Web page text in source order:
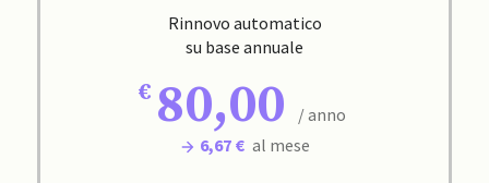
Rinnovo automatico
su base annuale
80,00
/ anno
6,67 € al mese